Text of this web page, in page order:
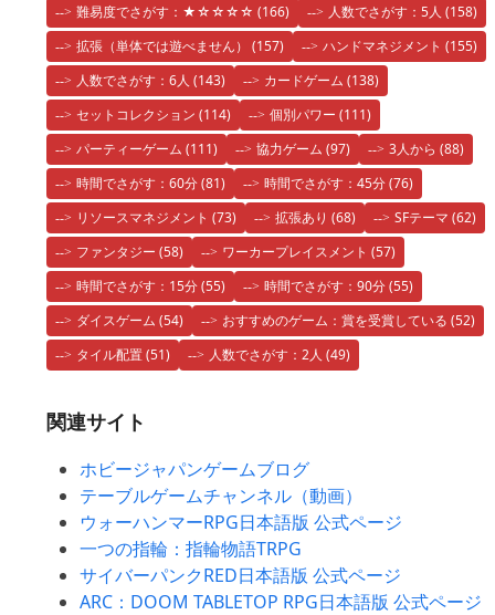
難易度でさがす：★☆☆☆☆ (166) 人数でさがす：5人 (158)
拡張（単体では遊べません） (157) ハンドマネジメント (155)
人数でさがす：6人 (143) カードゲーム (138)
セットコレクション (114) 個別パワー (111)
パーティーゲーム (111) 協力ゲーム (97) 3人から (88)
時間でさがす：60分(81) 時間でさがす：45分(76)
リソースマネジメント (73) 拡張あり (68) SFテーマ (62)
ファンタジー (58) ワーカープレイスメント (57)
時間でさがす：15分(55) 時間でさがす：90分(55)
ダイスゲーム (54) おすすめのゲーム：賞を受賞している (52)
タイル配置(51) 人数でさがす：2人 (49)
関連サイト
ホビージャパンゲームブログ
テーブルゲームチャンネル（動画）
ウォーハンマーRPG日本語版 公式ページ
一つの指輪：指輪物語TRPG
サイバーパンクRED日本語版 公式ページ
ARC：DOOM TABLETOP RPG日本語版 公式ページ